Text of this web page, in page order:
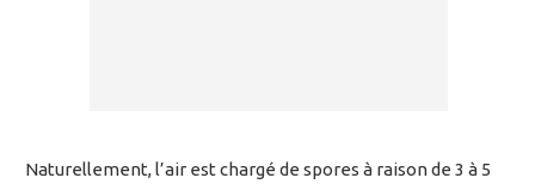
Naturellement, l’air est chargé de spores à raison de 3 à 5